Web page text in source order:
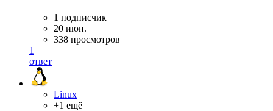
1 подписчик
20 июн.
338 просмотров
1
ответ
Linux
+1 ещё